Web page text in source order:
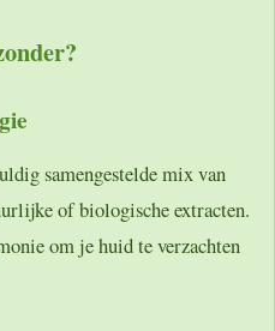
samengestelde mix van
of biologische extracten.
om je huid te verzachten